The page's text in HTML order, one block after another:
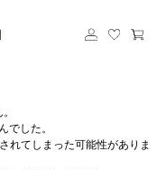
でした。
れてしまった可能性がありま